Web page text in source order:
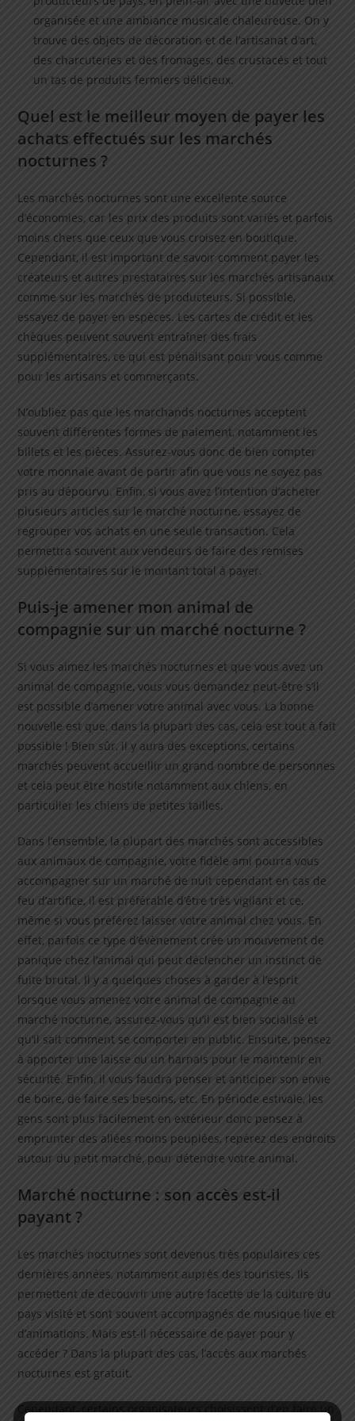
organisée et une ambiance musicale chaleureuse. On y
trouve des objets de décoration et de l’artisanat d’art,
des charcuteries et des fromages, des crustacés et tout
un tas de produits fermiers délicieux.
Quel est le meilleur moyen de payer les
achats effectués sur les marchés
nocturnes ?
Les marchés nocturnes sont une excellente source
d’économies, car les prix des produits sont variés et parfois
moins chers que ceux que vous croisez en boutique.
Cependant, il est important de savoir comment payer les
créateurs et autres prestataires sur les marchés artisanaux
comme sur les marchés de producteurs. Si possible,
essayez de payer en espèces. Les cartes de crédit et les
chèques peuvent souvent entraîner des frais
supplémentaires, ce qui est pénalisant pour vous comme
pour les artisans et commerçants.
N’oubliez pas que les marchands nocturnes acceptent
souvent différentes formes de paiement, notamment les
billets et les pièces. Assurez-vous donc de bien compter
votre monnaie avant de partir afin que vous ne soyez pas
pris au dépourvu. Enfin, si vous avez l’intention d’acheter
plusieurs articles sur le marché nocturne, essayez de
regrouper vos achats en une seule transaction. Cela
permettra souvent aux vendeurs de faire des remises
supplémentaires sur le montant total à payer.
Puis-je amener mon animal de
compagnie sur un marché nocturne ?
Si vous aimez les marchés nocturnes et que vous avez un
animal de compagnie, vous vous demandez peut-être s’il
est possible d’amener votre animal avec vous. La bonne
nouvelle est que, dans la plupart des cas, cela est tout à fait
possible ! Bien sûr, il y aura des exceptions, certains
marchés peuvent accueillir un grand nombre de personnes
et cela peut être hostile notamment aux chiens, en
particulier les chiens de petites tailles.
Dans l’ensemble, la plupart des marchés sont accessibles
aux animaux de compagnie, votre fidèle ami pourra vous
accompagner sur un marché de nuit cependant en cas de
feu d’artifice, il est préférable d’être très vigilant et ce,
même si vous préférez laisser votre animal chez vous. En
effet, parfois ce type d’évènement crée un mouvement de
panique chez l’animal qui peut déclencher un instinct de
fuite brutal. Il y a quelques choses à garder à l’esprit
lorsque vous amenez votre animal de compagnie au
marché nocturne, assurez-vous qu’il est bien socialisé et
qu’il sait comment se comporter en public. Ensuite, pensez
à apporter une laisse ou un harnais pour le maintenir en
sécurité. Enfin, il vous faudra penser et anticiper son envie
de boire, de faire ses besoins, etc. En période estivale, les
gens sont plus facilement en extérieur donc pensez à
emprunter des allées moins peuplées, repérez des endroits
autour du petit marché, pour détendre votre animal.
Marché nocturne : son accès est-il
payant ?
Les marchés nocturnes sont devenus très populaires ces
dernières années, notamment auprès des touristes. Ils
permettent de découvrir une autre facette de la culture du
pays visité et sont souvent accompagnés de musique live et
d’animations. Mais est-il nécessaire de payer pour y
accéder ? Dans la plupart des cas, l’accès aux marchés
nocturnes est gratuit.
Cependant, certains organisateurs choisissent d’en faire un